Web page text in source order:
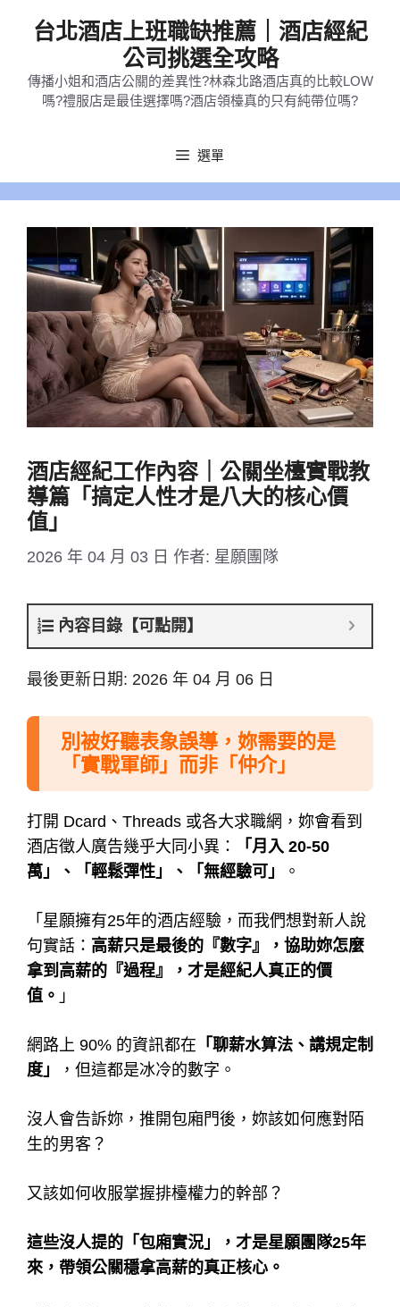
台北酒店上班職缺推薦｜酒店經紀
公司挑選全攻略
傳播小姐和酒店公關的差異性?林森北路酒店真的比較LOW
嗎?禮服店是最佳選擇嗎?酒店領檯真的只有純帶位嗎?
選單
酒店經紀工作內容｜公關坐檯實戰教
導篇「搞定人性才是八大的核心價
值」
2026 年 04 月 03 日 作者: 星願團隊
內容目錄【可點開】
最後更新日期: 2026 年 04 月 06 日
別被好聽表象誤導，妳需要的是
「實戰軍師」而非「仲介」
打開 Dcard、Threads 或各大求職網，妳會看到
酒店徵人廣告幾乎大同小異：
「月入 20-50
萬」、「輕鬆彈性」、「無經驗可」
。
「星願擁有25年的酒店經驗，而我們想對新人說
句實話： 高薪只是最後的『數字』，協助妳怎麼
拿到高薪的『過程』，才是經紀人真正的價
值。 」
網路上 90% 的資訊都在 「聊薪水算法、講規定制
度」
，但這都是冰冷的數字。
沒人會告訴妳，推開包廂門後，妳該如何應對陌
生的男客？
又該如何收服掌握排檯權力的幹部？
這些沒人提的「包廂實況」，才是星願團隊25年
來，帶領公關穩拿高薪的真正核心。